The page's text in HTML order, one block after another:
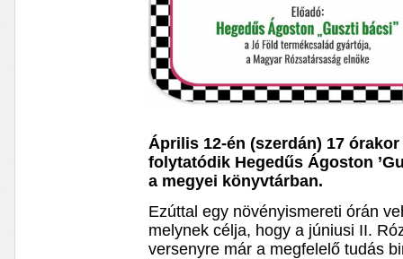
Április 12-én (szerdán) 17
folytatódik Hegedűs Ágoston
a megyei könyvtárban.
Ezúttal egy növényismereti órán
melynek célja, hogy a júniusi II.
versenyre már a megfelelő tudás